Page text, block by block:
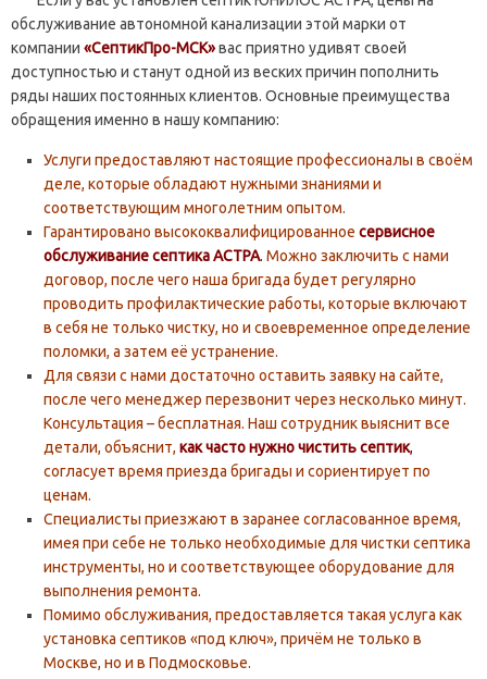
обслуживание автономной канализации этой марки от
компании «СептикПро-МСК»вас приятно удивят своей
доступностью и станут одной из веских причин пополнить
ряды наших постоянных клиентов. Основные преимущества
обращения именно в нашу компанию:
Услуги предоставляют настоящие профессионалы в своём
деле, которые обладают нужными знаниями и
соответствующим многолетним опытом.
Гарантировано высококвалифицированное сервисное
обслуживание септика АСТРА. Можно заключить с нами
договор, после чего наша бригада будет регулярно
проводить профилактические работы, которые включают
в себя не только чистку, но и своевременное определение
поломки, а затем её устранение.
Для связи с нами достаточно оставить заявку на сайте,
после чего менеджер перезвонит через несколько минут.
Консультация – бесплатная. Наш сотрудник выяснит все
детали, объяснит, как часто нужно чистить септик,
согласует время приезда бригады и сориентирует по
ценам.
Специалисты приезжают в заранее согласованное время,
имея при себе не только необходимые для чистки септика
инструменты, но и соответствующее оборудование для
выполнения ремонта.
Помимо обслуживания, предоставляется такая услуга как
установка септиков «под ключ», причём не только в
Москве, но и в Подмосковье.